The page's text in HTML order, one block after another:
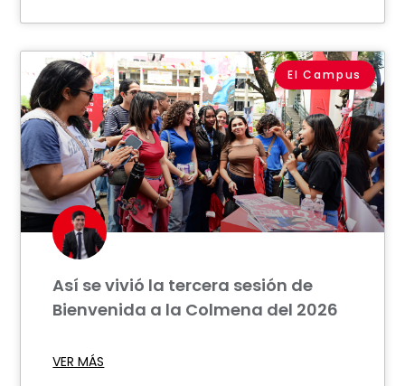
El Campus
Así se vivió la tercera sesión de
Bienvenida a la Colmena del 2026
VER MÁS